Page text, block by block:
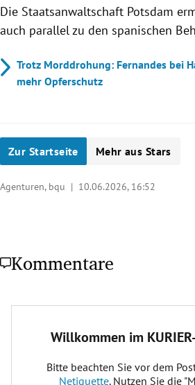
Die Staatsanwaltschaft Potsdam
auch parallel zu den spanischen
Trotz Morddrohung: Fernandes bei
mehr Opferschutz
Zur Startseite Mehr aus Stars
Agenturen, bqu | 10.06.2026, 16:52
Kommentare